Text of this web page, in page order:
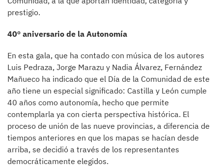
prestigio.
40º aniversario de la Autonomía
En esta gala, que ha contado con música de los autores
Luis Pedraza, Jorge Marazu y Nadia Álvarez, Fernández
Mañueco ha indicado que el Día de la Comunidad de este
año tiene un especial significado: Castilla y León cumple
40 años como autonomía, hecho que permite
contemplarla ya con cierta perspectiva histórica. El
proceso de unión de las nueve provincias, a diferencia de
tiempos anteriores en que los mapas se hacían desde
arriba, se decidió a través de los representantes
democráticamente elegidos.